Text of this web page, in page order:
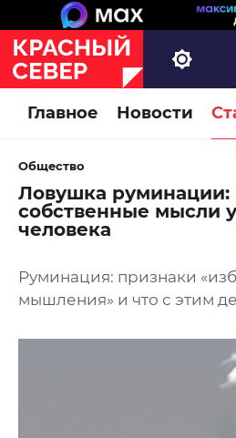
Главное Новости
Общество
Ловушка руминации:
собственные мысли
человека
Руминация: признаки
мышления» и что с этим